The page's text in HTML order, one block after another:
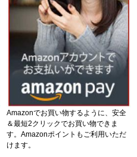
Amazonでお買い物するように、安全
＆最短2クリックでお買い物できま
す。Amazonポイントもご利用いただ
けます。